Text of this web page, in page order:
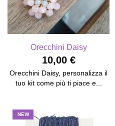
Orecchini Daisy
10,00 €
Orecchini Daisy, personalizza il
tuo kit come più ti piace e...
NEW